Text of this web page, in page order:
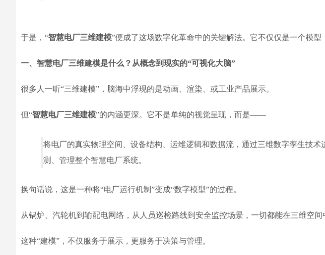
于是，“智慧电厂三维建模”便成了这场数字化革命中的关键解法。它不仅仅是一个模型
一、智慧电厂三维建模是什么？从概念到现实的“可视化大脑”
很多人一听“三维建模”，脑海中浮现的是动画、渲染、或工业产品展示。
但“智慧电厂三维建模”的内涵更深。它不是单纯的视觉呈现，而是——
将电厂的真实物理空间、设备结构、运维逻辑和数据流，通过三维数字孪生技
测、管理整个智慧电厂系统。
换句话说，这是一种将“电厂运行机制”变成“数字模型”的过程。
从锅炉、汽轮机到输配电网络，从人员巡检路线到安全监控场景，一切都能在三维空间
这种“建模”，不仅服务于展示，更服务于决策与管理。